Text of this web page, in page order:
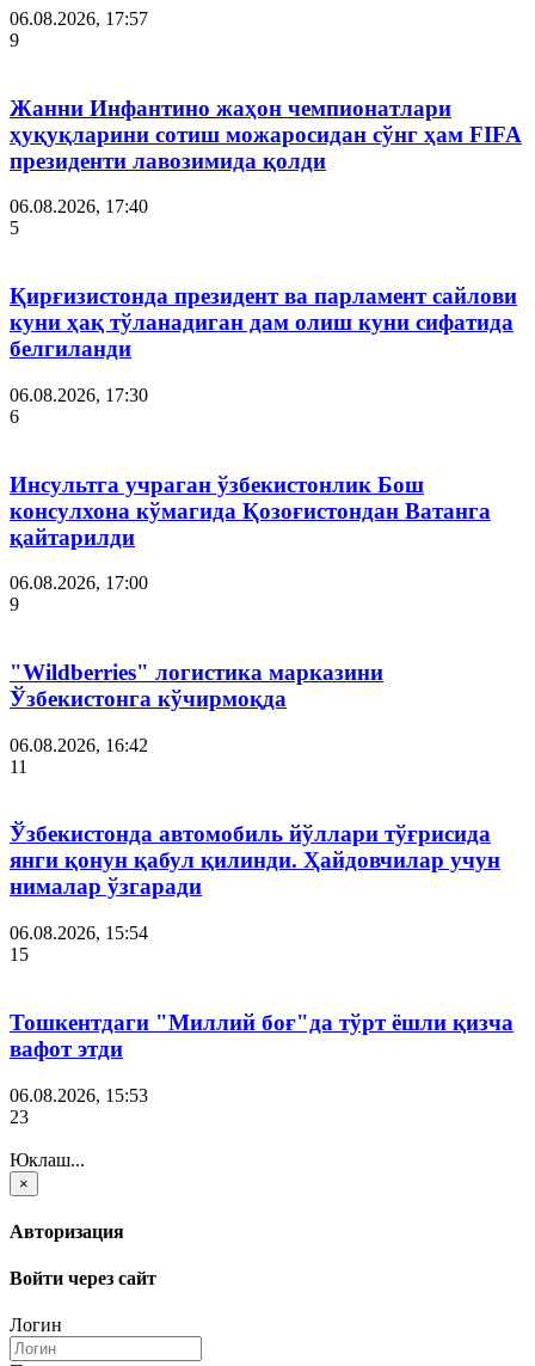
06.08.2026, 17:57
9
Жанни Инфантино жаҳон чемпионатлари
ҳуқуқларини сотиш можаросидан сўнг ҳам FIFA
президенти лавозимида қолди
06.08.2026, 17:40
5
Қирғизистонда президент ва парламент сайлови
куни ҳақ тўланадиган дам олиш куни сифатида
белгиланди
06.08.2026, 17:30
6
Инсультга учраган ўзбекистонлик Бош
консулхона кўмагида Қозоғистондан Ватанга
қайтарилди
06.08.2026, 17:00
9
"Wildberries" логистика марказини
Ўзбекистонга кўчирмоқда
06.08.2026, 16:42
11
Ўзбекистонда автомобиль йўллари тўғрисида
янги қонун қабул қилинди. Ҳайдовчилар учун
нималар ўзгаради
06.08.2026, 15:54
15
Тошкентдаги "Миллий боғ"да тўрт ёшли қизча
вафот этди
06.08.2026, 15:53
23
Юклаш...
×
Авторизация
Войти через сайт
Логин